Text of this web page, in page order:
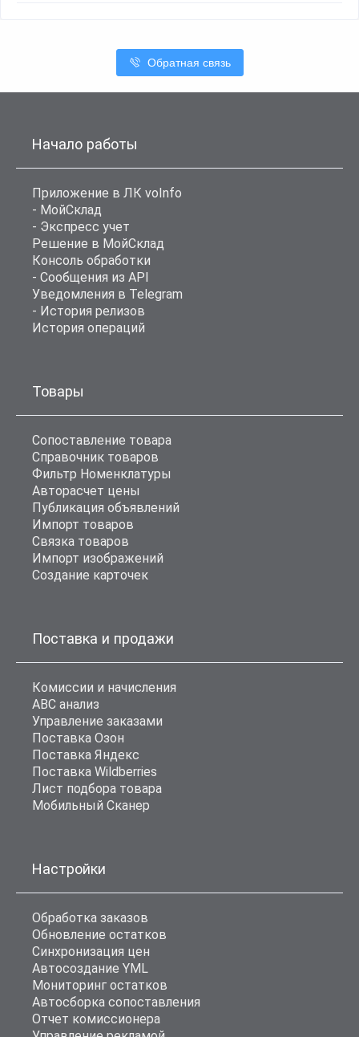
Обратная связь
Начало работы
Приложение в ЛК voInfo
- МойСклад
- Экспресс учет
Решение в МойСклад
Консоль обработки
- Сообщения из API
Уведомления в Telegram
- История релизов
История операций
Товары
Сопоставление товара
Справочник товаров
Фильтр Номенклатуры
Авторасчет цены
Публикация объявлений
Импорт товаров
Связка товаров
Импорт изображений
Создание карточек
Поставка и продажи
Комиссии и начисления
ABC анализ
Управление заказами
Поставка Озон
Поставка Яндекс
Поставка Wildberries
Лист подбора товара
Мобильный Сканер
Настройки
Обработка заказов
Обновление остатков
Синхронизация цен
Автосоздание YML
Мониторинг остатков
Автосборка сопоставления
Отчет комиссионера